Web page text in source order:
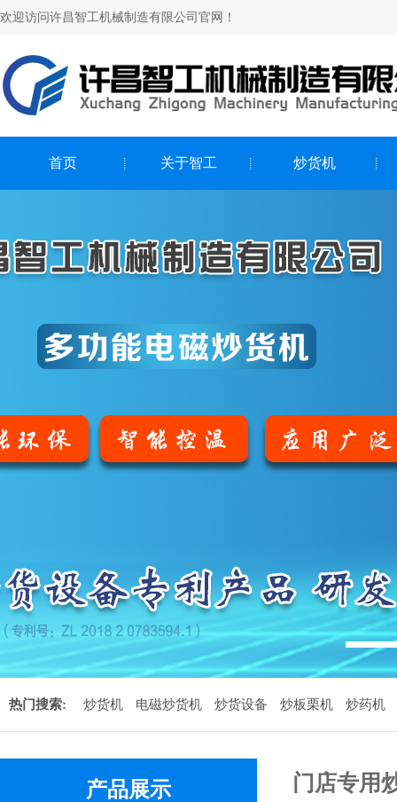
欢迎访问许昌智工机械制造有限公司官网！
首页 关于智工 炒货机
热门搜索: 炒货机 电磁炒货机 炒货设备 炒板栗机 炒药机
产品展示 门店专用